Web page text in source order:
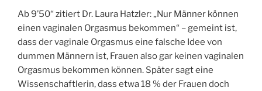
Ab 9’50“ zitiert Dr. Laura Hatzler: „Nur Männer können
einen vaginalen Orgasmus bekommen“ – gemeint ist,
dass der vaginale Orgasmus eine falsche Idee von
dummen Männern ist, Frauen also gar keinen vaginalen
Orgasmus bekommen können. Später sagt eine
Wissenschaftlerin, dass etwa 18 % der Frauen doch